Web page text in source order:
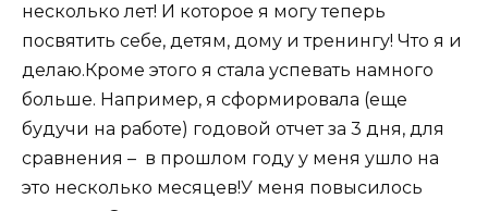
несколько лет! И которое я могу теперь
посвятить себе, детям, дому и тренингу! Что я и
делаю.Кроме этого я стала успевать намного
больше. Например, я сформировала (еще
будучи на работе) годовой отчет за 3 дня, для
сравнения – в прошлом году у меня ушло на
это несколько месяцев!У меня повысилось